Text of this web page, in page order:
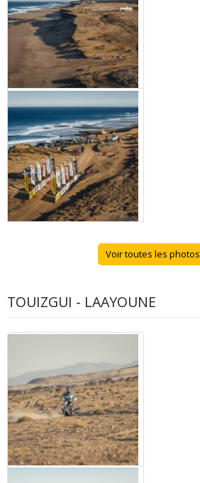
Voir toutes les photos
TOUIZGUI - LAAYOUNE